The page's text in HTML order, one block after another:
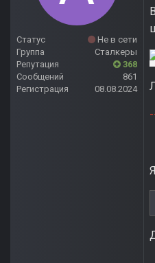
Статус
Не в сети
Группа
Сталкеры
Репутация
368
Сообщений
861
Регистрация
08.08.2024